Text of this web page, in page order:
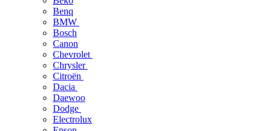
Benq
BMW
Bosch
Canon
Chevrolet
Chrysler
Citroën
Dacia
Daewoo
Dodge
Electrolux